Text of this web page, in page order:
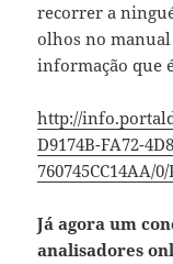
recorrer a
olhos no manual
informação que
http://
D9174B-FA72-
760745CC14AA/
Já agora um
analisadores